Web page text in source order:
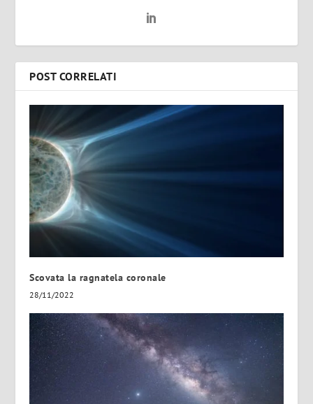
POST CORRELATI
Scovata la ragnatela coronale
28/11/2022